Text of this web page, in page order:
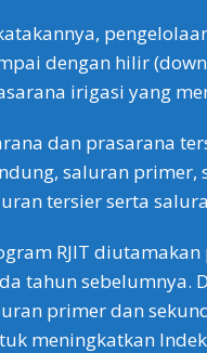
dengan hilir
irigasi yang
dan prasarana
saluran primer,
tersier serta
RJIT
tahun sebelumnya.
primer dan
meningkatkan